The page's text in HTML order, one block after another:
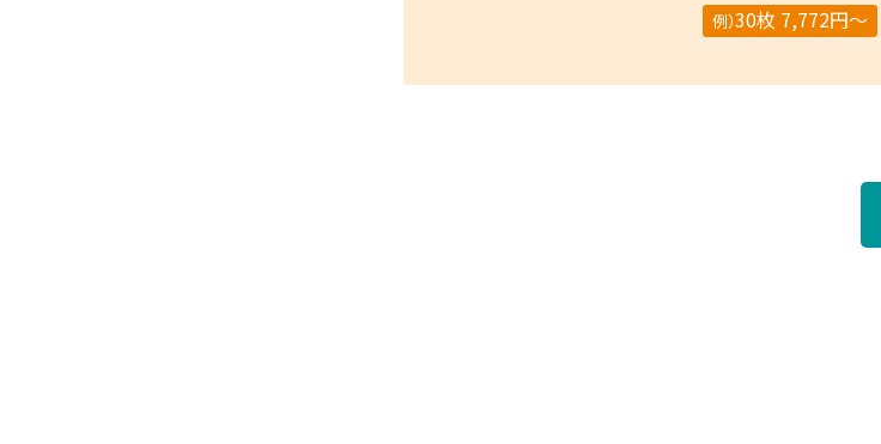
例）30枚 7,772円～